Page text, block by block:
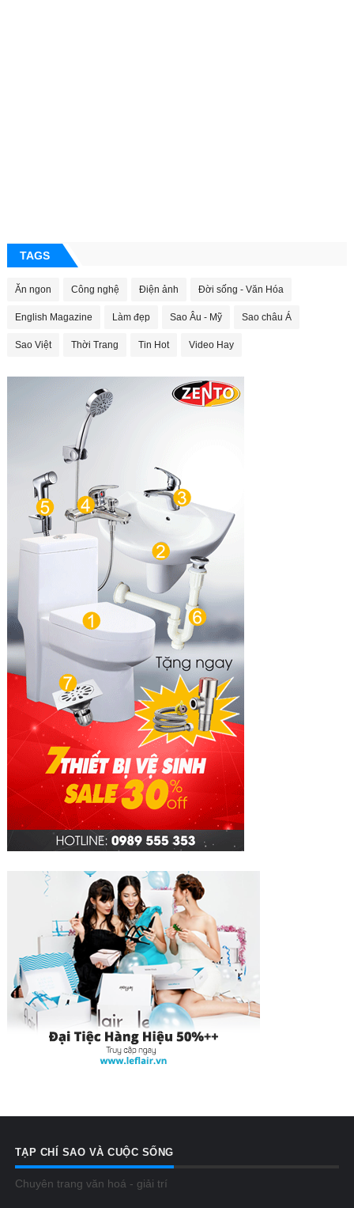
TAGS
Ăn ngon Công nghệ Điện ảnh Đời sống - Văn Hóa
English Magazine Làm đẹp Sao Âu - Mỹ Sao châu Á
Sao Việt Thời Trang Tin Hot Video Hay
TẠP CHÍ SAO VÀ CUỘC SỐNG
Chuyên trang văn hoá - giải trí